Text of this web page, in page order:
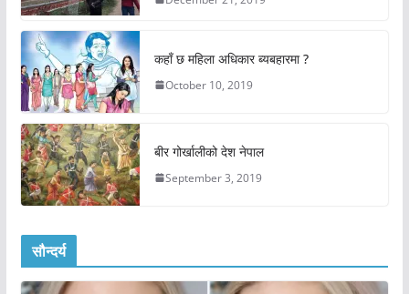
कहाँ छ महिला अधिकार ब्यबहारमा ?
October 10, 2019
बीर गोर्खालीको देश नेपाल
September 3, 2019
सौन्दर्य